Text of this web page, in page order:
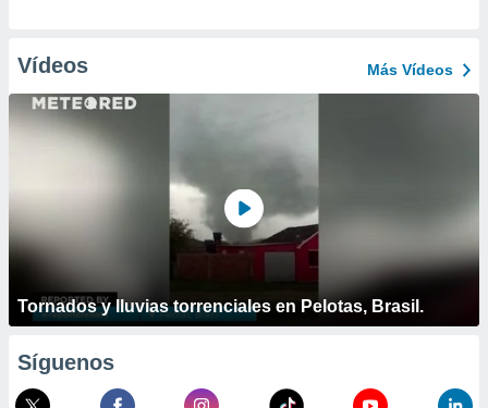
Vídeos Más Vídeos
Tornados y lluvias torrenciales en Pelotas, Brasil.
Síguenos